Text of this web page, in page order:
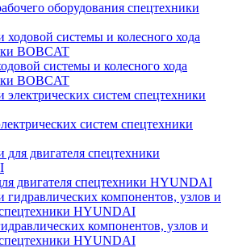
оборудования спецтехники
системы и колесного хода
BOBCAT
систем спецтехники
двигателя спецтехники HYUNDAI
компонентов, узлов и
спецтехники HYUNDAI